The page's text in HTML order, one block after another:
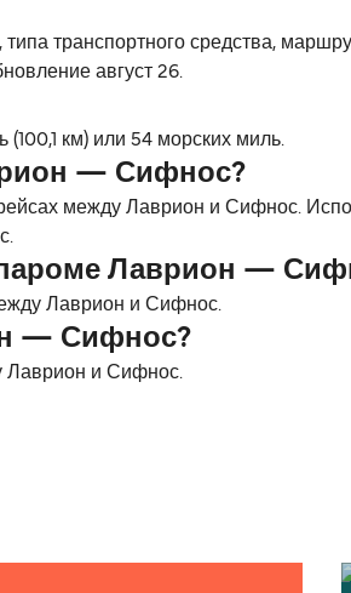
транспортного средства,
август 26.
км) или 54 морских миль.
— Сифнос?
между Лаврион и Сифнос.
пароме Лаврион —
Лаврион и Сифнос.
— Сифнос?
Лаврион и Сифнос.